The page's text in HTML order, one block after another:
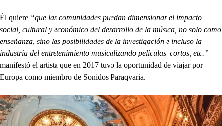
Él quiere “que las comunidades puedan dimensionar el impacto
social, cultural y económico del desarrollo de la música, no solo como
enseñanza, sino las posibilidades de la investigación e incluso la
industria del entretenimiento musicalizando películas, cortos, etc.”
manifestó el artista que en 2017 tuvo la oportunidad de viajar por
Europa como miembro de Sonidos Paraqvaria.